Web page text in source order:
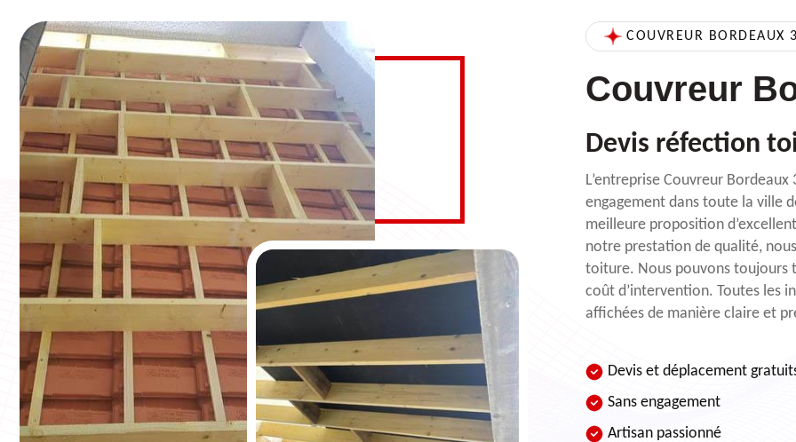
COUVREUR BORDEAUX
Couvreur
Devis réfection
L’entreprise Couvreur
engagement dans toute la ville
meilleure proposition
notre prestation de qualité,
toiture. Nous pouvons toujours
coût d’intervention. Toutes les
affichées de manière claire et
Devis et déplacement
Sans engagement
Artisan passionné